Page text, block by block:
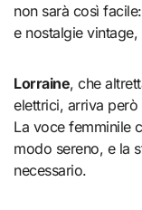
non sarà così
e nostalgie vintage,
Lorraine, che
elettrici, arriva
La voce femminile
modo sereno, e la
necessario.